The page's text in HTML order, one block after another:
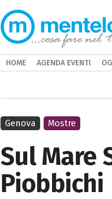
Sul Mare
Piobbichi
Genova Mostre
HOME AGENDA EVENTI